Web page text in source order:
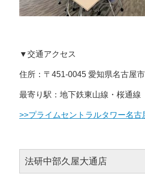
▼交通アクセス
住所：〒451-0045 愛知県名古屋
最寄り駅：地下鉄東山線・桜通
>>プライムセントラルタワー名古
法研中部久屋大通店